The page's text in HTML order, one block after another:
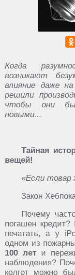
Когда
возникают
влияние даже
решили
чтобы они
новыми...
Тайная
вещей!
«Если товар
Закон
Почему
погашен
печатать, а у
одном из
100 лети
наблюдения?
колгот можно